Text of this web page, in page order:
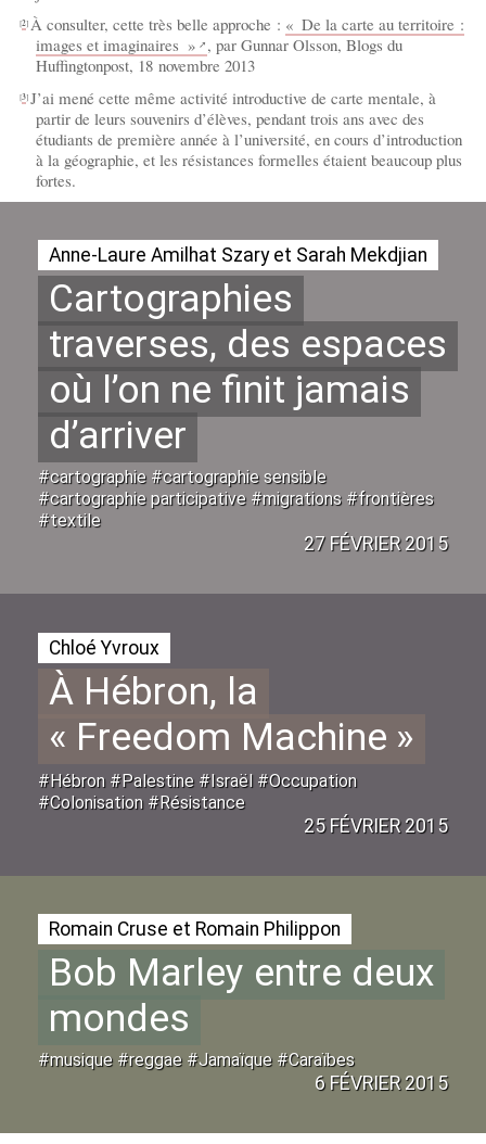
[2] À consulter, cette très belle approche : « De la carte au territoire :
images et imaginaires »
, par Gunnar Olsson, Blogs du
Huffingtonpost, 18 novembre 2013
[3] J’ai mené cette même activité introductive de carte mentale, à
partir de leurs souvenirs d’élèves, pendant trois ans avec des
étudiants de première année à l’université, en cours d’introduction
à la géographie, et les résistances formelles étaient beaucoup plus
fortes.
Anne-Laure Amilhat Szary et Sarah Mekdjian
Cartographies
traverses, des espaces
où l’on ne finit jamais
d’arriver
#cartographie #cartographie sensible
#cartographie participative #migrations #frontières
#textile
27 FÉVRIER 2015
Chloé Yvroux
À Hébron, la
« Freedom Machine »
#Hébron #Palestine #Israël #Occupation
#Colonisation #Résistance
25 FÉVRIER 2015
Romain Cruse et Romain Philippon
Bob Marley entre deux
mondes
#musique #reggae #Jamaïque #Caraïbes
6 FÉVRIER 2015